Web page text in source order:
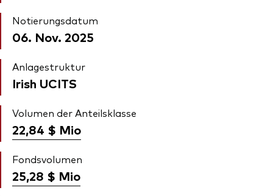
Notierungsdatum
06. Nov. 2025
Anlagestruktur
Irish UCITS
Volumen der Anteilsklasse
22,84 $ Mio
Fondsvolumen
25,28 $ Mio